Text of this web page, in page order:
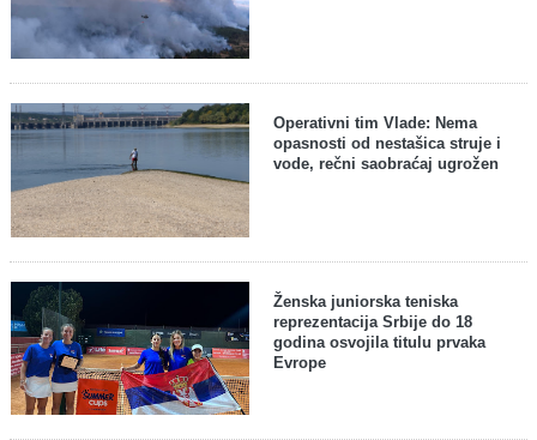
Operativni tim Vlade: Nema
opasnosti od nestašica struje i
vode, rečni saobraćaj ugrožen
Ženska juniorska teniska
reprezentacija Srbije do 18
godina osvojila titulu prvaka
Evrope